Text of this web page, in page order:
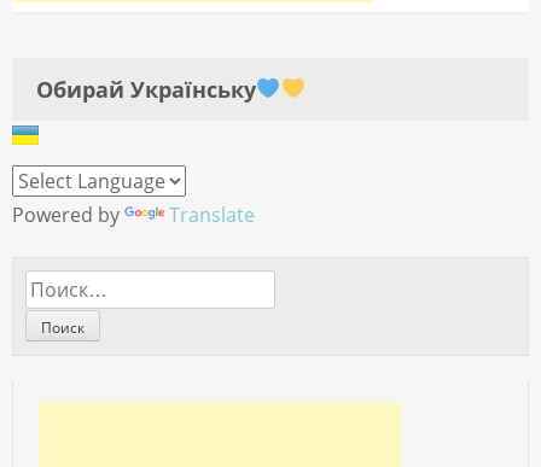
Обирай Українську
Powered by Translate
Найти: